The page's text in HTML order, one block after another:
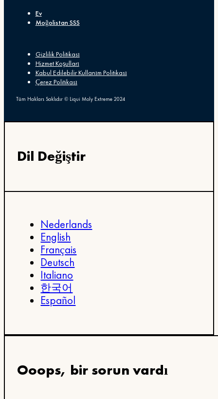
Ev
Moğolistan SSS
Gizlilik Politikası
Hizmet Koşulları
Kabul Edilebilir Kullanım Politikası
Çerez Politikası
Tüm Hakları Saklıdır © Liqui Moly Extreme 2024
Dil Değiştir
Nederlands
English
Français
Deutsch
Italiano
한국어
Español
Ooops, bir sorun vardı